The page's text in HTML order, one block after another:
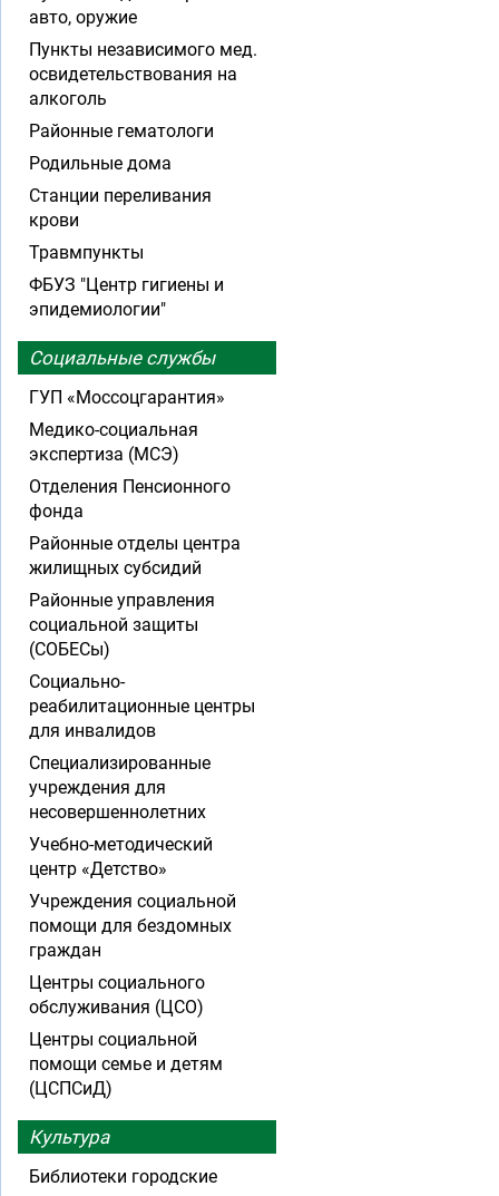
авто, оружие
Пункты независимого мед.
освидетельствования на
алкоголь
Районные гематологи
Родильные дома
Станции переливания
крови
Травмпункты
ФБУЗ "Центр гигиены и
эпидемиологии"
Социальные службы
ГУП «Моссоцгарантия»
Медико-социальная
экспертиза (МСЭ)
Отделения Пенсионного
фонда
Районные отделы центра
жилищных субсидий
Районные управления
социальной защиты
(СОБЕСы)
Социально-
реабилитационные центры
для инвалидов
Специализированные
учреждения для
несовершеннолетних
Учебно-методический
центр «Детство»
Учреждения социальной
помощи для бездомных
граждан
Центры социального
обслуживания (ЦСО)
Центры социальной
помощи семье и детям
(ЦСПСиД)
Культура
Библиотеки городские